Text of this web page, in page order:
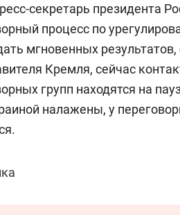
секретарь президента
процесс по
мгновенных
Кремля, сейчас
групп находятся на
налажены, у